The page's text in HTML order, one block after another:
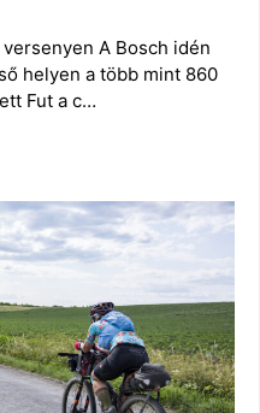
A Bosch idén
helyen a több mint 860
Fut a c…